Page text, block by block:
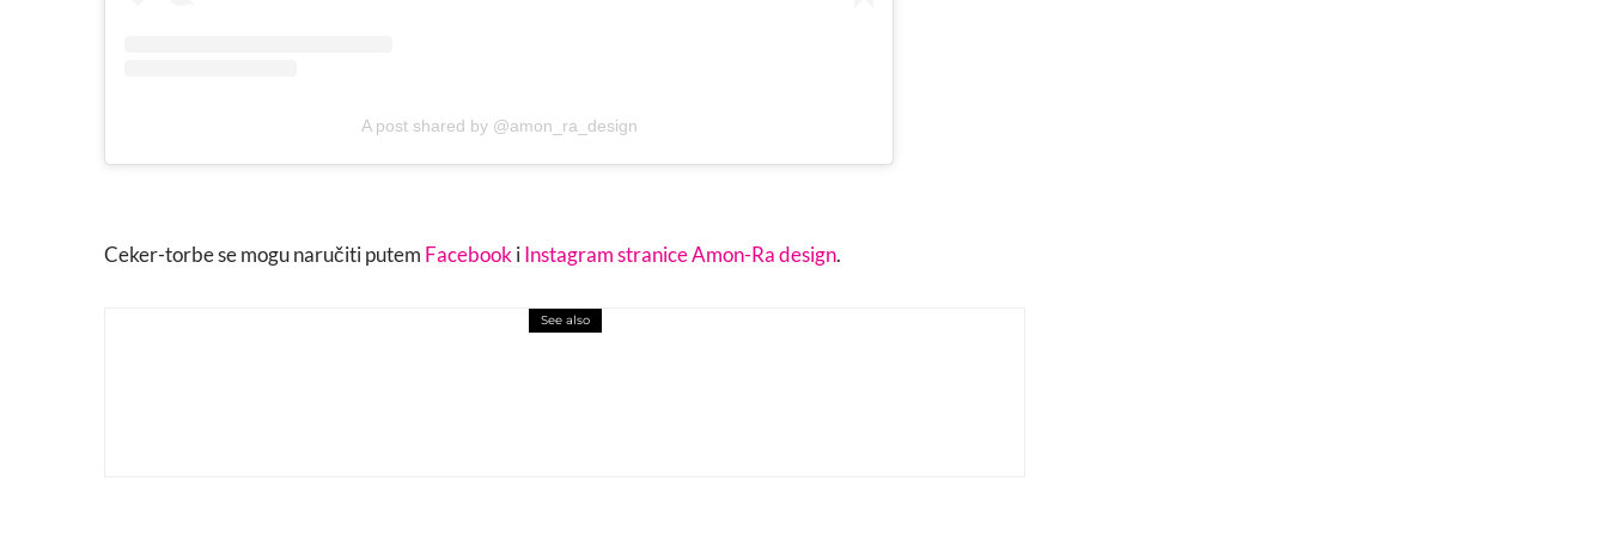
A post shared by @amon_ra_design
Ceker-torbe se mogu naručiti putem FacebookiInstagram stranice Amon-Ra design.
See also